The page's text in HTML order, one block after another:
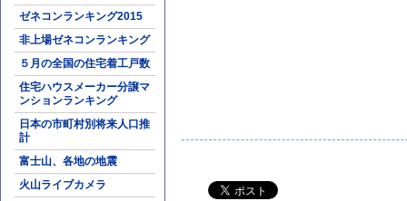
ゼネコンランキング2015
非上場ゼネコンランキング
５月の全国の住宅着工戸数
住宅ハウスメーカー分譲マ
ンションランキング
日本の市町村別将来人口推
計
富士山、各地の地震
火山ライブカメラ